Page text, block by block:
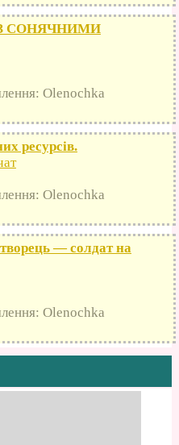
СОНЯЧНИМИ
Olenochka
ресурсів.
Olenochka
— солдат на
Olenochka